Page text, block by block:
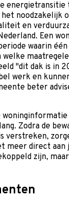
noodzakelijk
en
Een
waarin
"dit dak is in
werk en
beter
Zodra de
verstreken,
meer direct aan
zijn,